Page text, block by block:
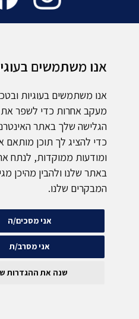
אנו משתמשים
אנו משתמשים בעוגיות
מעקב אחרות כדי לשפר את
הגלישה שלך באתר
כדי להציג לך תוכן מותאם
ומודעות ממוקדות, לנתח
באתר שלנו ולהבין מהיכן
המבקרים שלנו.
אני מסכים/ה
אני מסרב/ת
שנה את ההגדרות
עוד מקבוצת